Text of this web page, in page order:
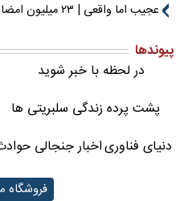
عجیب اما واقعی | ۲۳ میلیون امضا برای اخراج امباپه
پیوندها
در لحظه با خبر شوید
پشت پرده زندگی سلبریتی ها
دنیای فناوریاخبار جنجالی